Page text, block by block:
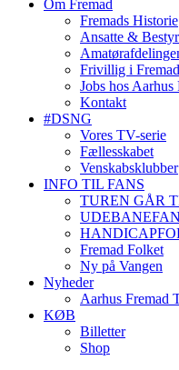
Om Fremad
Fremads Historie
Ansatte &
Frivillig i Fremad
Jobs hos Aarhus
Kontakt
#DSNG
Vores TV-serie
Fællesskabet
Venskabsklubber
INFO TIL FANS
TUREN GÅR
Fremad Folket
Ny på Vangen
Nyheder
Aarhus Fremad
KØB
Billetter
Shop